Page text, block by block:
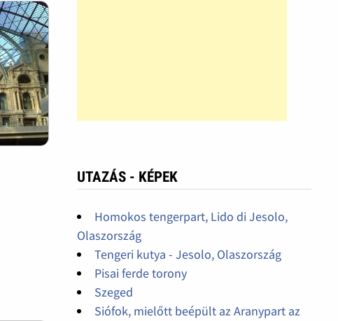
UTAZÁS - KÉPEK
Homokos tengerpart, Lido di Jesolo,
Olaszország
Tengeri kutya - Jesolo, Olaszország
Pisai ferde torony
Szeged
Siófok, mielőtt beépült az Aranypart az